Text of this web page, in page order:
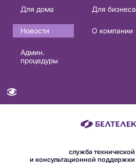
Основная
навигация
RU
Для дома Для бизнеса
Новости
О компании
Админ.
процедуры
служба технической
и консультационной поддержки